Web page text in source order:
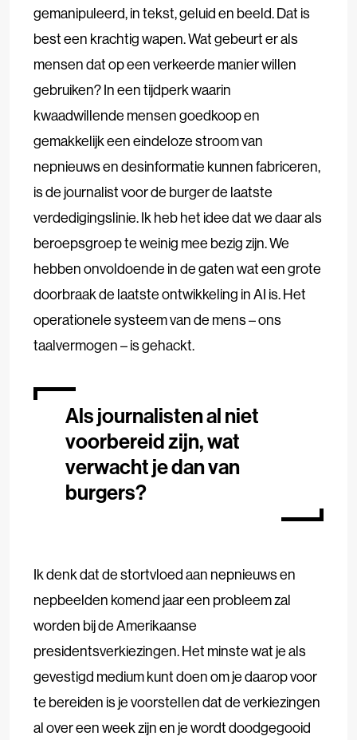
gemanipuleerd, in tekst, geluid en beeld. Dat is
best een krachtig wapen. Wat gebeurt er als
mensen dat op een verkeerde manier willen
gebruiken? In een tijdperk waarin
kwaadwillende mensen goedkoop en
gemakkelijk een eindeloze stroom van
nepnieuws en desinformatie kunnen fabriceren,
is de journalist voor de burger de laatste
verdedigingslinie. Ik heb het idee dat we daar als
beroepsgroep te weinig mee bezig zijn. We
hebben onvoldoende in de gaten wat een grote
doorbraak de laatste ontwikkeling in AI is. Het
operationele systeem van de mens – ons
taalvermogen – is gehackt.
Als journalisten al niet
voorbereid zijn, wat
verwacht je dan van
burgers?
Ik denk dat de stortvloed aan nepnieuws en
nepbeelden komend jaar een probleem zal
worden bij de Amerikaanse
presidentsverkiezingen. Het minste wat je als
gevestigd medium kunt doen om je daarop voor
te bereiden is je voorstellen dat de verkiezingen
al over een week zijn en je wordt doodgegooid